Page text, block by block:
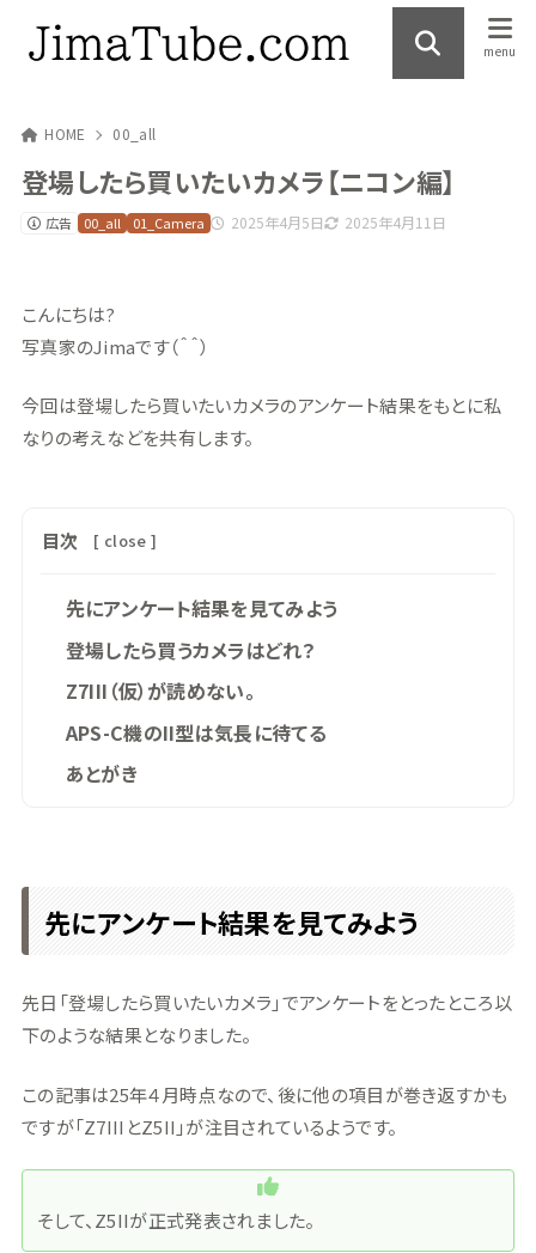
HOME 00_all
登場したら買いたいカメラ【ニコン編】
広告 2025年4月5日 2025年4月11日
00_all 01_Camera
こんにちは?
写真家のJimaです（＾＾）
今回は登場したら買いたいカメラのアンケート結果をもとに私
なりの考えなどを共有します。
目次 [ close ]
先にアンケート結果を見てみよう
登場したら買うカメラはどれ？
Z7III（仮）が読めない。
APS-C機のII型は気長に待てる
あとがき
先にアンケート結果を見てみよう
先日「登場したら買いたいカメラ」でアンケートをとったところ以
下のような結果となりました。
この記事は25年４月時点なので、後に他の項目が巻き返すかも
ですが「Z7IIIとZ5II」が注目されているようです。
そして、Z5IIが正式発表されました。